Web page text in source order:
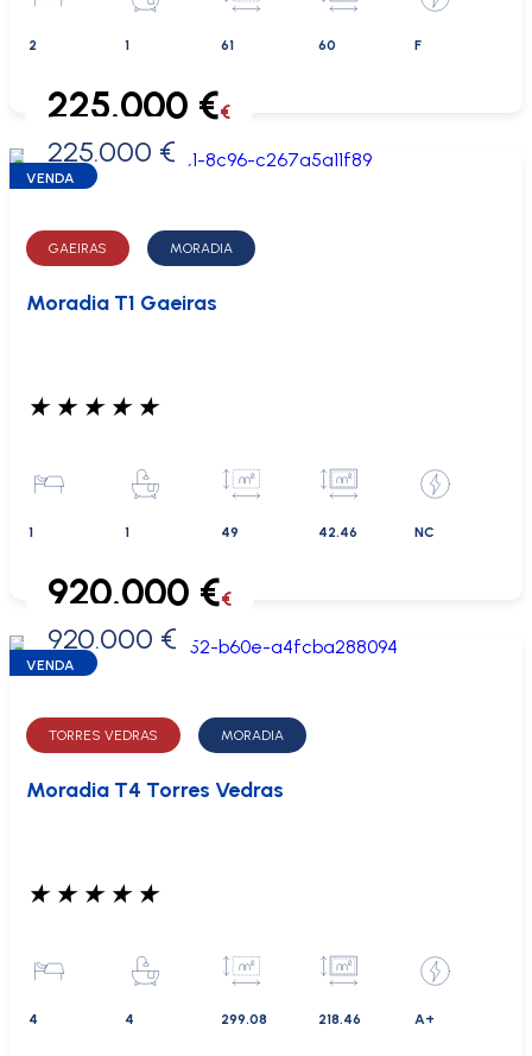
2 1 61 60 F
0 €
225.000 €€
225.000 €
VENDA
GAEIRAS MORADIA
Moradia T1 Gaeiras
★ ★ ★ ★ ★
1 1 49 42.46 NC
0 €
920.000 €€
920.000 €
VENDA
TORRES VEDRAS MORADIA
Moradia T4 Torres Vedras
★ ★ ★ ★ ★
4 4 299.08 218.46 A+